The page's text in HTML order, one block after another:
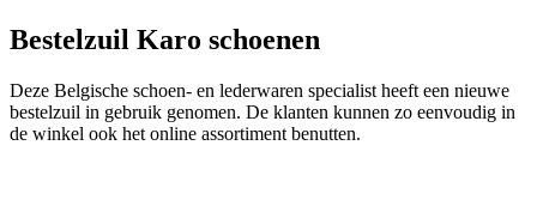
Bestelzuil Karo schoenen
Deze Belgische schoen- en lederwaren specialist heeft een nieuwe
bestelzuil in gebruik genomen. De klanten kunnen zo eenvoudig in
de winkel ook het online assortiment benutten.